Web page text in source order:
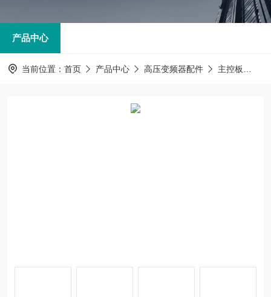
产品中心
当前位置： 首页 产品中心 高压变频器配件 主控板